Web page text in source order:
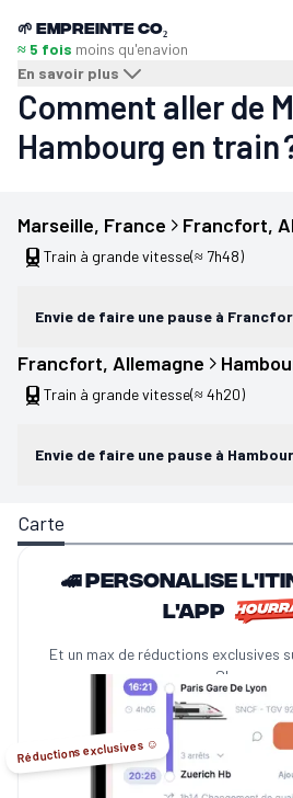
🌱 Empreinte CO₂
≈ 5 fois moins qu'enavion
En savoir plus
Comment aller de
Hambourg en train
Marseille, France Francfort,
Train à grande vitesse(≈ 7h48)
Envie de faire une pause à
Francfort, Allemagne
Train à grande vitesse(≈ 4h20)
Envie de faire une pause à
Carte
🚄 Personalise
l'app
Et un max de réductions exclusives
Sleeper...
Réductions exclusives ☺️